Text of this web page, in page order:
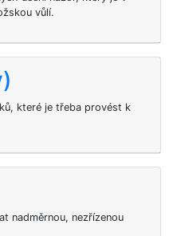
vůlí.
které je třeba provést k
nadměrnou, nezřízenou